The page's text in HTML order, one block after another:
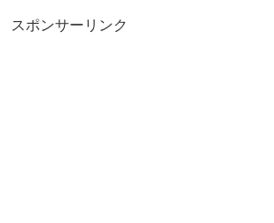
スポンサーリンク